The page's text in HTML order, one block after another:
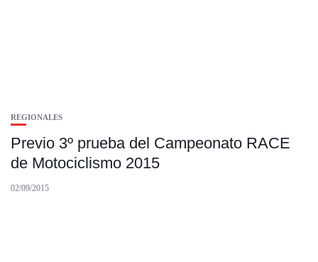
REGIONALES
Previo 3º prueba del Campeonato RACE
de Motociclismo 2015
02/09/2015